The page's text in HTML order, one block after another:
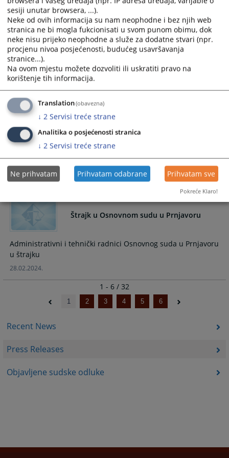
Recent News
Press Releases
Objavljene sudske odluke
NERADNI DANI
Neradni dani u Osnovnom sudu u Prnjavoru u mjesecu maju
2024. godine
30.04.2024.
SEDMICE SUDSKOG PORAVNANJA OD 20.
DO 31. MAJA 2024. GODINE – RIJEŠITE SPOR
U Osnovnom sudu u Prnjavoru će se u periodu od 20. do 31.
sudskog poravnanja“.
29.04.2024.
Štrajk u Osnovnom sudu u Prnjavoru
Administrativni i tehnički radnici Osnovnog suda u Prnjavoru
u štrajku
28.02.2024.
1 - 6 / 32
1 2 3 4 5 6
sesiji unutar browsera, ...).
Neke od ovih informacija su nam neophodne i bez njih web
stranica ne bi mogla fukcionisati u svom punom obimu, dok
neke nisu prijeko neophodne a služe za dodatne stvari (npr.
procjenu nivoa posjećenosti, budućeg usavršavanja
stranice...).
Na ovom mjestu možete dozvoliti ili uskratiti pravo na
korištenje tih informacija.
Translation(obavezna)
↓ 2 Servisi treće strane
Analitika o posjećenosti stranica
↓ 2 Servisi treće strane
Ne prihvatam Prihvatam odabrane Prihvatam sve
Pokreće Klaro!